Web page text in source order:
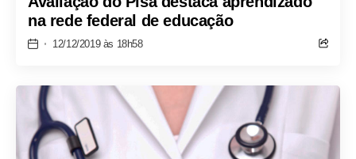
na rede federal de educação
12/12/2019 às 18h58